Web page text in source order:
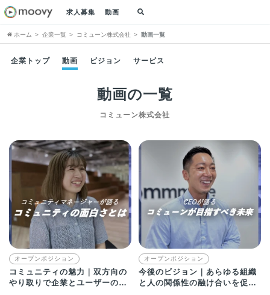
求人募集 動画
ホーム 企業一覧 コミューン株式会社 動画一覧
企業トップ 動画 ビジョン サービス
動画の一覧
コミューン株式会社
オープンポジション
コミュニティの魅力｜双方向の
やり取りで企業とユーザーの距
オープンポジション
今後のビジョン｜あらゆる組織
と人の関係性の融け合いを促